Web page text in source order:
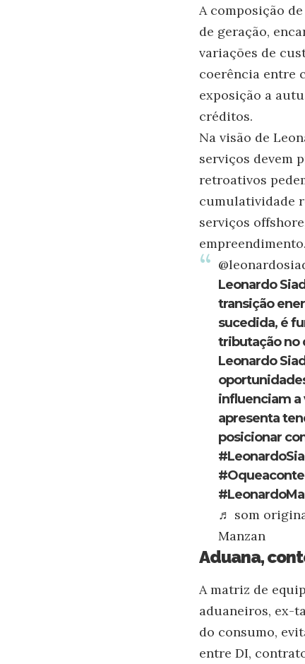
A composição
de geração,
variações de
coerência entre
exposição a
créditos.
Na visão de
serviços devem
retroativos
cumulatividade
serviços
empreendimento.
Leonardo
transição
sucedida, é
tributação no
Leonardo
influenciam a
apresenta
posicionar
♬ som
Manzan
Aduana,
A matriz de
aduaneiros, ex-
do consumo,
entre DI,